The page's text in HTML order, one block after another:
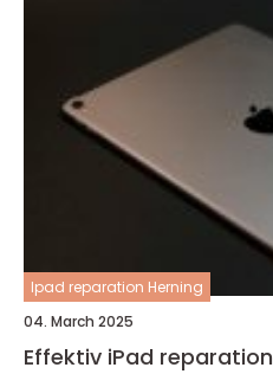
Ipad reparation Herning
04. March 2025
Effektiv iPad